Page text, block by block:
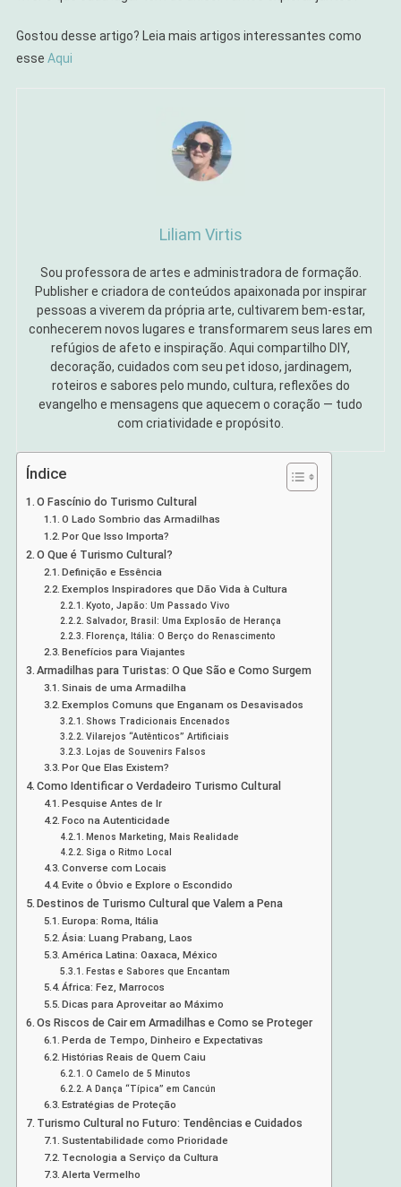
Gostou desse artigo? Leia mais artigos interessantes como
esse Aqui
Liliam Virtis
Sou professora de artes e administradora de formação.
Publisher e criadora de conteúdos apaixonada por inspirar
pessoas a viverem da própria arte, cultivarem bem-estar,
conhecerem novos lugares e transformarem seus lares em
refúgios de afeto e inspiração. Aqui compartilho DIY,
decoração, cuidados com seu pet idoso, jardinagem,
roteiros e sabores pelo mundo, cultura, reflexões do
evangelho e mensagens que aquecem o coração — tudo
com criatividade e propósito.
Índice
O Fascínio do Turismo Cultural
O Lado Sombrio das Armadilhas
Por Que Isso Importa?
O Que é Turismo Cultural?
Definição e Essência
Exemplos Inspiradores que Dão Vida à Cultura
Kyoto, Japão: Um Passado Vivo
Salvador, Brasil: Uma Explosão de Herança
Florença, Itália: O Berço do Renascimento
Benefícios para Viajantes
Armadilhas para Turistas: O Que São e Como Surgem
Sinais de uma Armadilha
Exemplos Comuns que Enganam os Desavisados
Shows Tradicionais Encenados
Vilarejos “Autênticos” Artificiais
Lojas de Souvenirs Falsos
Por Que Elas Existem?
Como Identificar o Verdadeiro Turismo Cultural
Pesquise Antes de Ir
Foco na Autenticidade
Menos Marketing, Mais Realidade
Siga o Ritmo Local
Converse com Locais
Evite o Óbvio e Explore o Escondido
Destinos de Turismo Cultural que Valem a Pena
Europa: Roma, Itália
Ásia: Luang Prabang, Laos
América Latina: Oaxaca, México
Festas e Sabores que Encantam
África: Fez, Marrocos
Dicas para Aproveitar ao Máximo
Os Riscos de Cair em Armadilhas e Como se Proteger
Perda de Tempo, Dinheiro e Expectativas
Histórias Reais de Quem Caiu
O Camelo de 5 Minutos
A Dança “Típica” em Cancún
Estratégias de Proteção
Turismo Cultural no Futuro: Tendências e Cuidados
Sustentabilidade como Prioridade
Tecnologia a Serviço da Cultura
Alerta Vermelho